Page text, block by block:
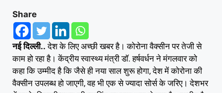
Share
नई दिल्ली.. देश के लिए अच्छी खबर है। कोरोना वैक्सीन पर तेजी से
काम हो रहा है। केंद्रीय स्वास्थ्य मंत्री डॉ. हर्षवर्धन ने मंगलवार को
कहा कि उम्मीद है कि जैसे ही नया साल शुरू होगा, देश में कोरोना की
वैक्सीन उपलब्ध हो जाएगी, वह भी एक से ज्यादा सोर्स के जरिए। देशभर